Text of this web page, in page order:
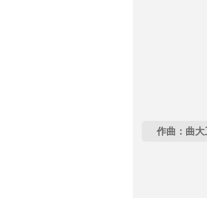
作曲：曲大